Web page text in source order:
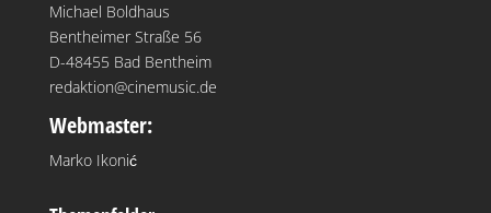
Michael Boldhaus
Bentheimer Straße 56
D-48455 Bad Bentheim
redaktion@cinemusic.de
Webmaster:
Marko Ikonić